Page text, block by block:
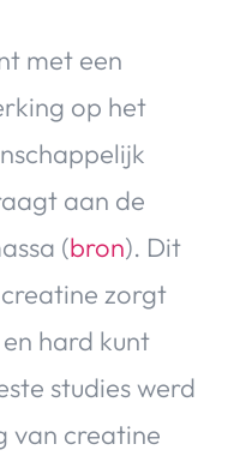
met een
op het
aan de
(bron). Dit
zorgt
hard kunt
studies werd
van creatine